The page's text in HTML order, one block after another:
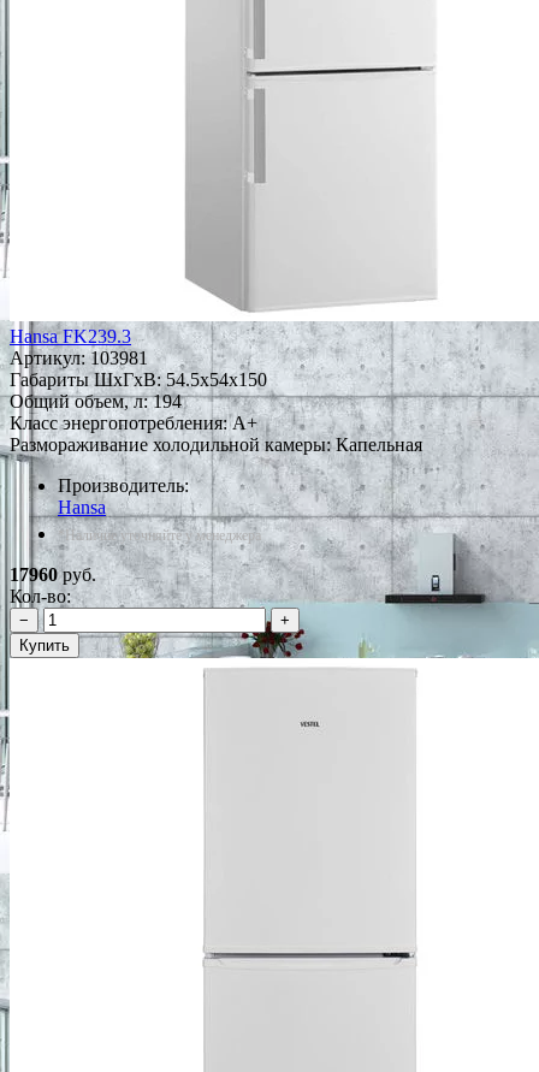
Hansa FK239.3
Артикул:103981
Габариты ШxГxВ: 54.5x54x150
Общий объем, л: 194
Класс энергопотребления: A+
Размораживание холодильной камеры: Капельная
Производитель:
Hansa
*Наличие уточняйте у менеджера
17960руб.
Кол-во:
−
+
Купить